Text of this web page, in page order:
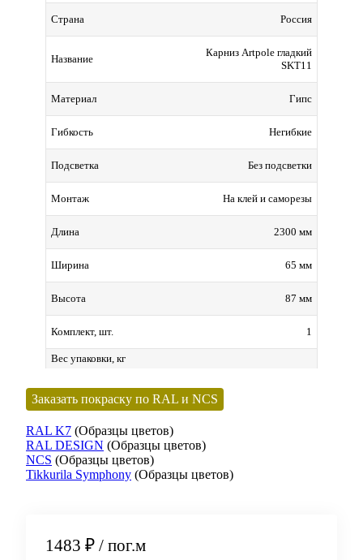
Страна Россия
Название
Карниз Artpole гладкий
SKT11
Материал Гипс
Гибкость Негибкие
Подсветка Без подсветки
Монтаж На клей и саморезы
Длина 2300 мм
Ширина 65 мм
Высота 87 мм
Комплект, шт. 1
Вес упаковки, кг
Заказать покраску по RAL и NCS
RAL K7 (Образцы цветов)
RAL DESIGN (Образцы цветов)
NCS (Образцы цветов)
Tikkurila Symphony (Образцы цветов)
1483 ₽ / пог.м